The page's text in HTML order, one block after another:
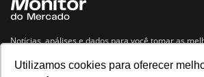
Utilizamos cookies para oferecer
Notícias, análises e dados para você tomar as
Navegue no site